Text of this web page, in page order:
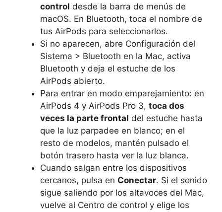
control desde la barra de menús de
macOS. En Bluetooth, toca el nombre de
tus AirPods para seleccionarlos.
Si no aparecen, abre Configuración del
Sistema > Bluetooth en la Mac, activa
Bluetooth y deja el estuche de los
AirPods abierto.
Para entrar en modo emparejamiento: en
AirPods 4 y AirPods Pro 3, toca dos
veces la parte frontal del estuche hasta
que la luz parpadee en blanco; en el
resto de modelos, mantén pulsado el
botón trasero hasta ver la luz blanca.
Cuando salgan entre los dispositivos
cercanos, pulsa en Conectar. Si el sonido
sigue saliendo por los altavoces del Mac,
vuelve al Centro de control y elige los